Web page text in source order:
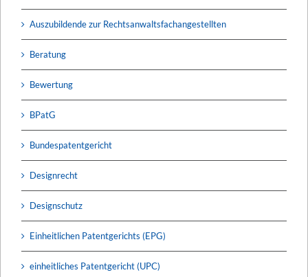
Auszubildende zur Rechtsanwaltsfachangestellten
Beratung
Bewertung
BPatG
Bundespatentgericht
Designrecht
Designschutz
Einheitlichen Patentgerichts (EPG)
einheitliches Patentgericht (UPC)